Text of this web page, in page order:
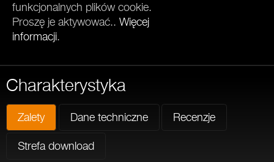
funkcjonalnych plików cookie.
Proszę je aktywować.. Więcej
informacji.
Charakterystyka
Zalety Dane techniczne Recenzje
Strefa download